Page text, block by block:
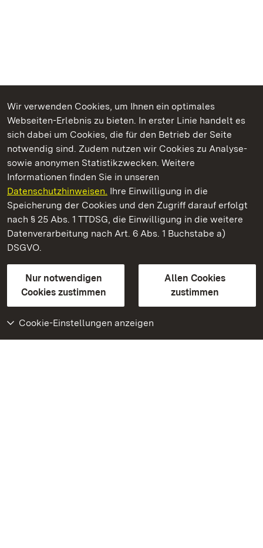
Wir verwenden Cookies, um Ihnen ein optimales
Webseiten-Erlebnis zu bieten. In erster Linie handelt es
sich dabei um Cookies, die für den Betrieb der Seite
notwendig sind. Zudem nutzen wir Cookies zu Analyse-
sowie anonymen Statistikzwecken. Weitere
Informationen finden Sie in unseren
Datenschutzhinweisen. Ihre Einwilligung in die
Speicherung der Cookies und den Zugriff darauf erfolgt
nach § 25 Abs. 1 TTDSG, die Einwilligung in die weitere
Datenverarbeitung nach Art. 6 Abs. 1 Buchstabe a)
DSGVO.
Nur notwendigen
Cookies zustimmen
Allen Cookies
zustimmen
Cookie-Einstellungen anzeigen
Kommen. Staunen. Genießen.
Schloss und Schlossgarten Schwetzingen
Staatliche Schlösser und Gärten Baden-Württemberg
Kontakt
GebärdenspracheLeichte Sprache
Erklärung zur Barrierefreiheit
BITV-konform (geprüfte Seiten)
Weiteres